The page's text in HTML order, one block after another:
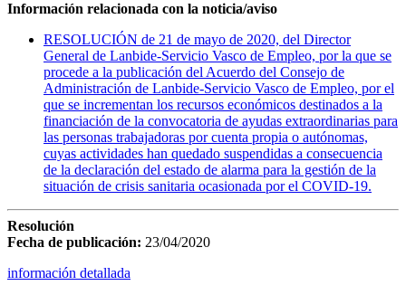
Información relacionada con la noticia/aviso
RESOLUCIÓN de 21 de mayo de 2020, del Director
General de Lanbide-Servicio Vasco de Empleo, por la que se
procede a la publicación del Acuerdo del Consejo de
Administración de Lanbide-Servicio Vasco de Empleo, por el
que se incrementan los recursos económicos destinados a la
financiación de la convocatoria de ayudas extraordinarias para
las personas trabajadoras por cuenta propia o autónomas,
cuyas actividades han quedado suspendidas a consecuencia
de la declaración del estado de alarma para la gestión de la
situación de crisis sanitaria ocasionada por el COVID-19.
Resolución
Fecha de publicación: 23/04/2020
información detallada